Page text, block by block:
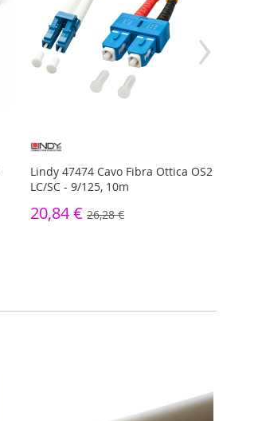
Lindy 47474 Cavo Fibra Ottica OS2
LC/SC - 9/125, 10m
20,84 € 26,28 €
›